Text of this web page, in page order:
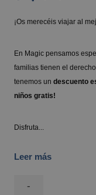
¡Os merecéis viajar al
En Magic pensamos
familias tienen el
tenemos un descuento
niños gratis!
Disfruta...
Leer más
-